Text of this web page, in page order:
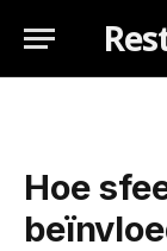
Hoe